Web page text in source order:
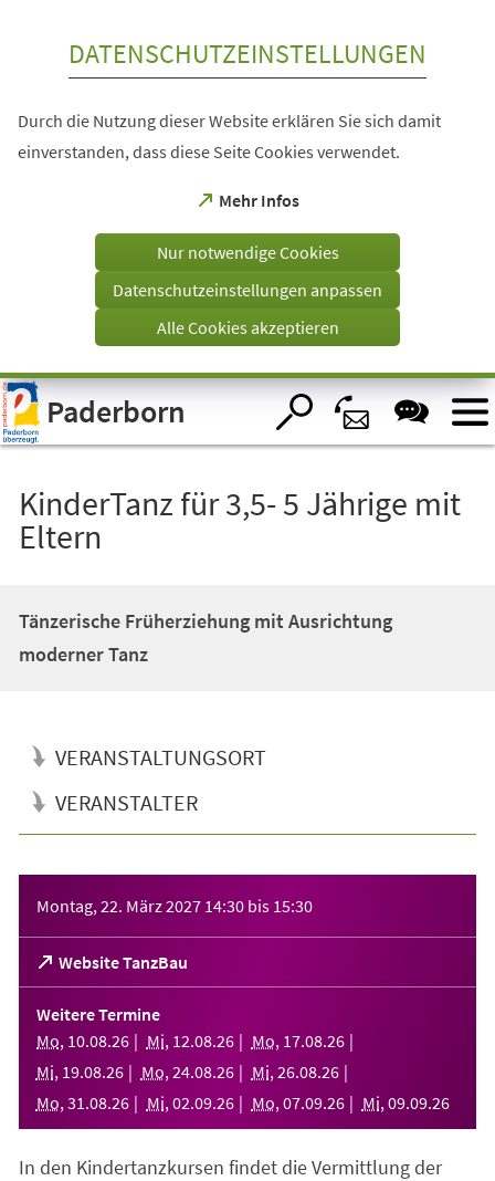
Visuelle
Assistenzsoftware
öffnen.
DATENSCHUTZEINSTELLUNGEN
Durch die Nutzung dieser Website erklären Sie sich damit
einverstanden, dass diese Seite Cookies verwendet.
Mehr Infos
(Öffnet
einem
Tab)
Nur notwendige Cookies
Datenschutzeinstellungen anpassen
Alle Cookies akzeptieren
Paderborn
KinderTanz für 3,5- 5 Jährige mit
Eltern
Tänzerische Früherziehung mit Ausrichtung
moderner Tanz
VERANSTALTUNGSORT
VERANSTALTER
Montag, 22. März 2027 14:30 bis 15:30
Website TanzBau
(Öffnet
in
einem
neuen
Tab)
Weitere Termine
Mo, 10.08.26 Mi, 12.08.26 Mo, 17.08.26
Mi, 19.08.26 Mo, 24.08.26 Mi, 26.08.26
Mo, 31 .08.26 Mi, 02.09.26 Mo, 07.09.26 Mi, 09.09.26
In den Kindertanzkursen findet die Vermittlung der